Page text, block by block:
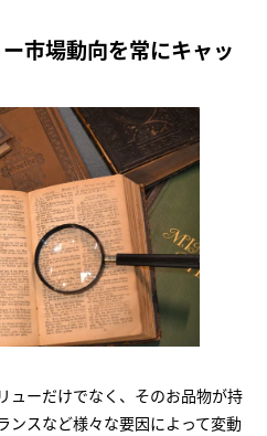
市場動向を常にキャッ
ューだけでなく、そのお品物が持
ンスなど様々な要因によって変動